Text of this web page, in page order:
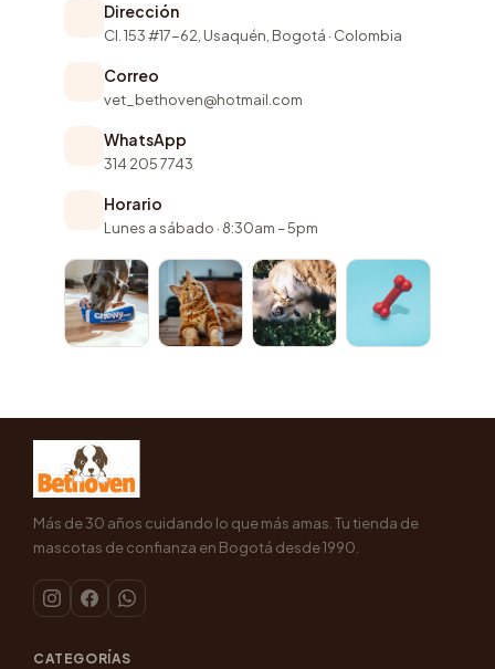
Dirección
Cl. 153 #17-62, Usaquén, Bogotá · Colombia
Correo
vet_bethoven@hotmail.com
WhatsApp
314 205 7743
Horario
Lunes a sábado · 8:30am – 5pm
Más de 30 años cuidando lo que más amas. Tu tienda de
mascotas de confianza en Bogotá desde 1990.
CATEGORÍAS